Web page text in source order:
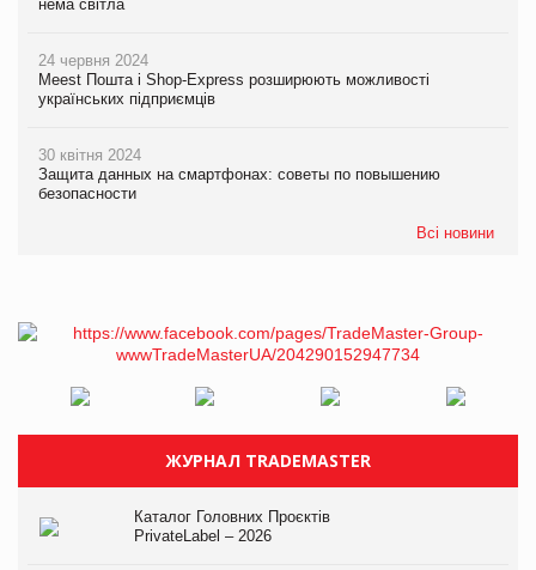
нема світла
24 червня 2024
Meest Пошта і Shop-Express розширюють можливості
українських підприємців
30 квітня 2024
Защита данных на смартфонах: советы по повышению
безопасности
Всі новини
ЖУРНАЛ TRADEMASTER
Каталог Головних Проєктів
PrivateLabel – 2026